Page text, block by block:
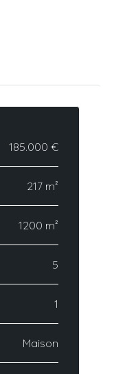
185.000 €
217 m²
1200 m²
5
1
Maison